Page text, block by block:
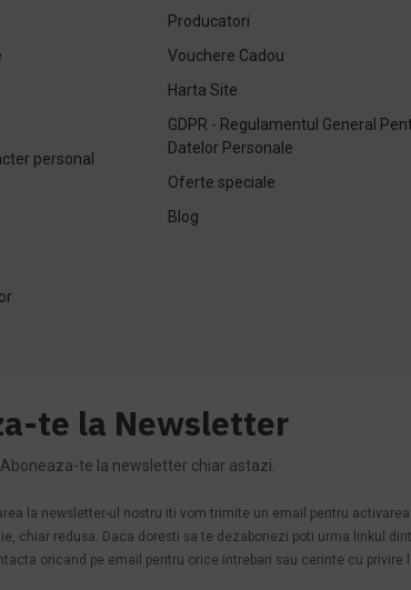
personal
Producatori
Vouchere Cadou
Harta Site
GDPR - Regulamentul General
Datelor Personale
Oferte speciale
Blog
te la Newsletter
te la newsletter chiar astazi.
la newsletter-ul nostru iti vom trimite un email pentru
chiar redusa. Daca doresti sa te dezabonezi poti urma linkul
oricand pe email pentru orice intrebari sau cerinte cu privire